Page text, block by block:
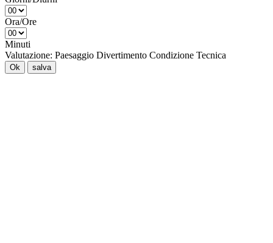
Ora/Ore
Minuti
Valutazione: Paesaggio Divertimento Condizione Tecnica
Ok salva